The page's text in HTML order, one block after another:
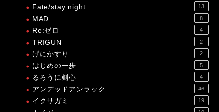
Fate/stay night 13
MAD 8
Re:ゼロ 4
TRIGUN 2
げにかすり 2
はじめの一歩 5
るろうに剣心 4
アンデッドアンラック 46
イクサガミ 19